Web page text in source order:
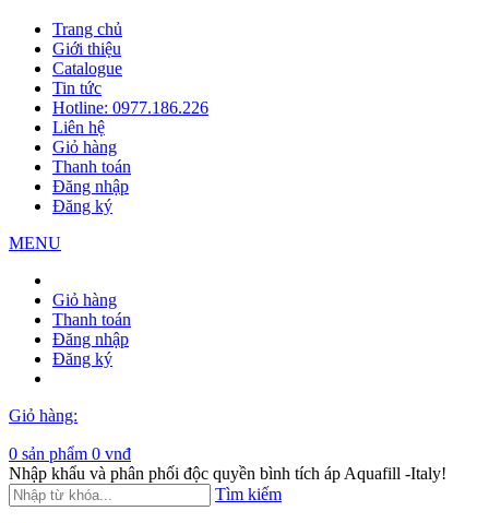
Trang chủ
Giới thiệu
Catalogue
Tin tức
Hotline: 0977.186.226
Liên hệ
Giỏ hàng
Thanh toán
Đăng nhập
Đăng ký
MENU
Giỏ hàng
Thanh toán
Đăng nhập
Đăng ký
Giỏ hàng:
0 sản phẩm 0 vnđ
Nhập khẩu và phân phối độc quyền bình tích áp Aquafill -Italy!
Tìm kiếm